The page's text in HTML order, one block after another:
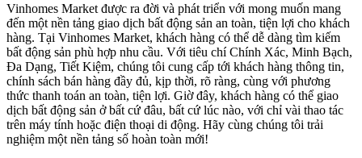
Vinhomes Market được ra đời và phát triển với mong muốn mang
đến một nền tảng giao dịch bất động sản an toàn, tiện lợi cho khách
hàng. Tại Vinhomes Market, khách hàng có thể dễ dàng tìm kiếm
bất động sản phù hợp nhu cầu. Với tiêu chí Chính Xác, Minh Bạch,
Đa Dạng, Tiết Kiệm, chúng tôi cung cấp tới khách hàng thông tin,
chính sách bán hàng đầy đủ, kịp thời, rõ ràng, cùng với phương
thức thanh toán an toàn, tiện lợi. Giờ đây, khách hàng có thể giao
dịch bất động sản ở bất cứ đâu, bất cứ lúc nào, với chỉ vài thao tác
trên máy tính hoặc điện thoại di động. Hãy cùng chúng tôi trải
nghiệm một nền tảng số hoàn toàn mới!